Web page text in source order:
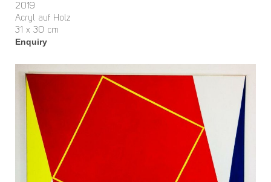
2019
Acryl auf Holz
31 x 30 cm
Enquiry